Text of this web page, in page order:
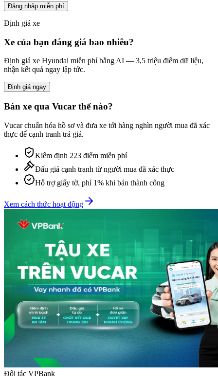
Đăng nhập miễn phí
Định giá xe
Xe của bạn đáng giá bao nhiêu?
Định giá xe Hyundai miễn phí bằng AI — 3,5 triệu điểm dữ liệu,
nhận kết quả ngay lập tức.
Định giá ngay
Bán xe qua Vucar thế nào?
Vucar chuẩn hóa hồ sơ và đưa xe tới hàng nghìn người mua đã xác
thực để cạnh tranh trả giá.
Kiểm định 223 điểm miễn phí
Đấu giá cạnh tranh từ người mua đã xác thực
Hỗ trợ giấy tờ, phí 1% khi bán thành công
Xem cách thức hoạt động
Đối tác VPBank